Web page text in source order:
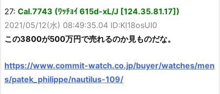
27: Cal.7743 (ﾜｯﾁｮｲ 615d-xL/J [124.35.81.17])
2021/05/12(水) 08:49:35.04 ID:Kl18osUI0
この3800が500万円で売れるのか見ものだな。
https://www.commit-watch.co.jp/buyer/watches/men
s/patek_philippe/nautilus-109/